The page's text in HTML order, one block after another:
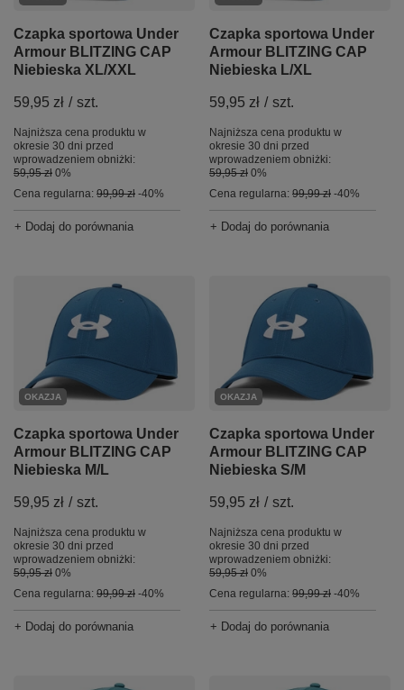
Czapka sportowa Under
Armour BLITZING CAP
Niebieska XL/XXL
59,95 zł / szt.
Najniższa cena produktu w
okresie 30 dni przed
wprowadzeniem obniżki:
59,95 zł 0%
Cena regularna: 99,99 zł -40%
+ Dodaj do porównania
Czapka sportowa Under
Armour BLITZING CAP
Niebieska L/XL
59,95 zł / szt.
Najniższa cena produktu w
okresie 30 dni przed
wprowadzeniem obniżki:
59,95 zł 0%
Cena regularna: 99,99 zł -40%
+ Dodaj do porównania
OKAZJA
Czapka sportowa Under
Armour BLITZING CAP
Niebieska M/L
59,95 zł / szt.
Najniższa cena produktu w
okresie 30 dni przed
wprowadzeniem obniżki:
59,95 zł 0%
Cena regularna: 99,99 zł -40%
+ Dodaj do porównania
OKAZJA
Czapka sportowa Under
Armour BLITZING CAP
Niebieska S/M
59,95 zł / szt.
Najniższa cena produktu w
okresie 30 dni przed
wprowadzeniem obniżki:
59,95 zł 0%
Cena regularna: 99,99 zł -40%
+ Dodaj do porównania